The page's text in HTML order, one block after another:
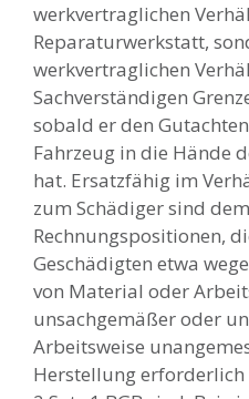
werkvertraglichen
Reparaturwerkstatt,
werkvertraglichen
Sachverständigen
sobald er den
Fahrzeug in die Hände
hat. Ersatzfähig im
zum Schädiger sind
Rechnungspositionen,
Geschädigten etwa
von Material oder
unsachgemäßer oder
Arbeitsweise
Herstellung erforderlich